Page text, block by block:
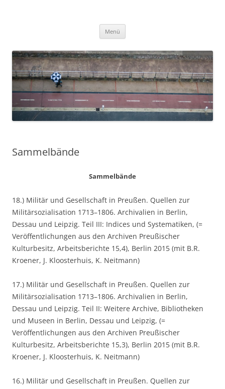
Menü
Sammelbände
Sammelbände
18.) Militär und Gesellschaft in Preußen. Quellen zur
Militärsozialisation 1713–1806. Archivalien in Berlin,
Dessau und Leipzig. Teil III: Indices und Systematiken, (=
Veröffentlichungen aus den Archiven Preußischer
Kulturbesitz, Arbeitsberichte 15,4), Berlin 2015 (mit B.R.
Kroener, J. Kloosterhuis, K. Neitmann)
17.) Militär und Gesellschaft in Preußen. Quellen zur
Militärsozialisation 1713–1806. Archivalien in Berlin,
Dessau und Leipzig. Teil II: Weitere Archive, Bibliotheken
und Museen in Berlin, Dessau und Leipzig, (=
Veröffentlichungen aus den Archiven Preußischer
Kulturbesitz, Arbeitsberichte 15,3), Berlin 2015 (mit B.R.
Kroener, J. Kloosterhuis, K. Neitmann)
16.) Militär und Gesellschaft in Preußen. Quellen zur